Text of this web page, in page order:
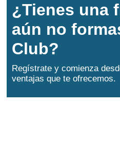
¿Tienes una
aún no
Club?
Regístrate y comienza
ventajas que te ofrecemos.